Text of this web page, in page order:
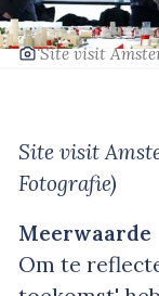
‘Site visit
Site visit
Fotografie)
Meerwaarde
Om te